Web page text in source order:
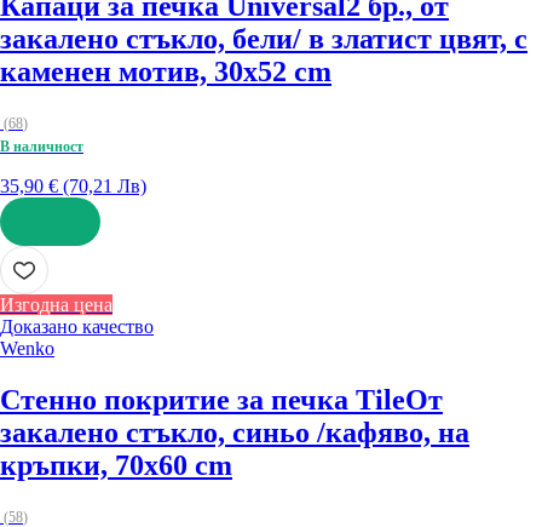
Капаци за печка Universal2 бр., от
закалено стъкло, бели/ в златист цвят, с
каменен мотив, 30x52 cm
(68)
В наличност
35,90 € (70,21 Лв)
ДОБАВИ
Изгодна цена
Доказано качество
Wenko
Стенно покритие за печка TileОт
закалено стъкло, синьо /кафяво, на
кръпки, 70x60 cm
(58)